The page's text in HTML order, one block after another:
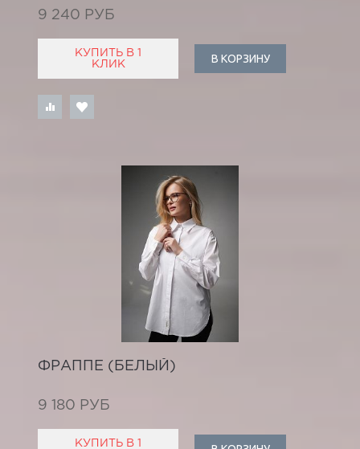
9 240 РУБ
КУПИТЬ В 1
КЛИК
В КОРЗИНУ
ФРАППЕ (БЕЛЫЙ)
9 180 РУБ
КУПИТЬ В 1